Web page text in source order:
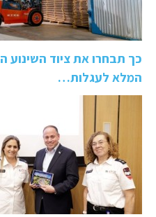
כך תבחרו את ציוד
המלא לעגלות…